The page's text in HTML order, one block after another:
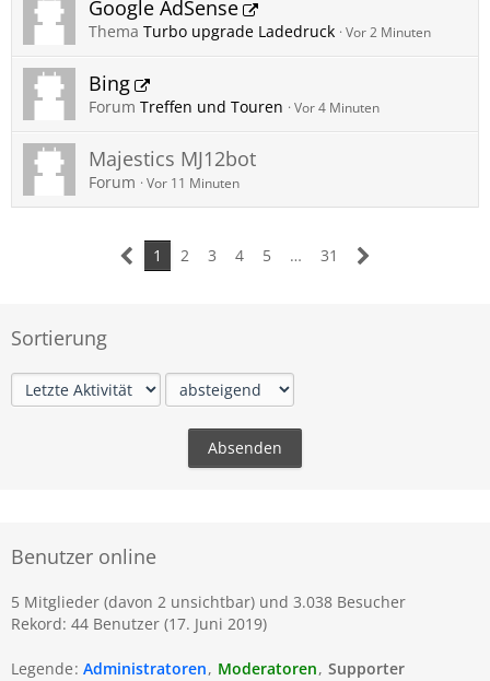
Google AdSense
Thema Turbo upgrade Ladedruck Vor 2 Minuten
Bing
Forum Treffen und Touren Vor 4 Minuten
Majestics MJ12bot
Forum Vor 11 Minuten
1 2 3 4 5 … 31
Sortierung
Benutzer online
5 Mitglieder (davon 2 unsichtbar) und 3.038 Besucher
Rekord: 44 Benutzer (17. Juni 2019)
Legende Administratoren Moderatoren Supporter